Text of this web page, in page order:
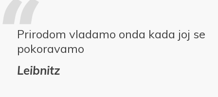
Prirodom vladamo onda kada joj se
pokoravamo
Leibnitz